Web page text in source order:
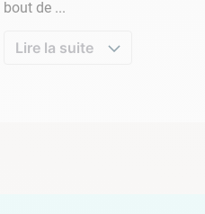
bout de ...
Lire la suite